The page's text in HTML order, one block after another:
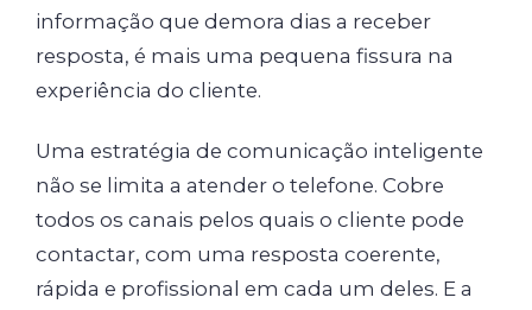
informação que demora dias a receber
resposta, é mais uma pequena fissura na
experiência do cliente.
Uma estratégia de comunicação inteligente
não se limita a atender o telefone. Cobre
todos os canais pelos quais o cliente pode
contactar, com uma resposta coerente,
rápida e profissional em cada um deles. E a